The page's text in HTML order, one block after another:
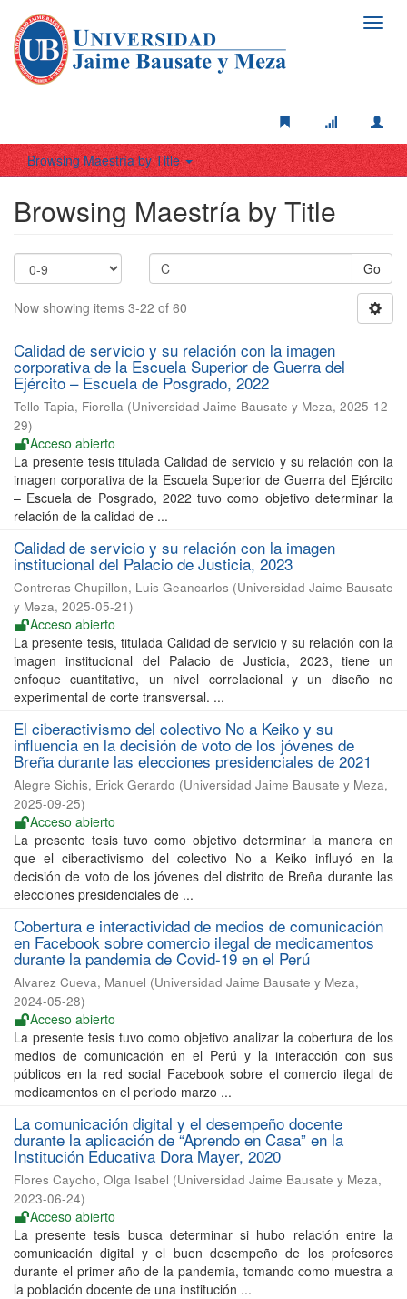
Browsing Maestría by Title
Browsing Maestría by Title
Go
Now showing items 3-22 of 60
Calidad de servicio y su relación con la imagen
corporativa de la Escuela Superior de Guerra del
Ejército – Escuela de Posgrado, 2022
Tello Tapia, Fiorella (Universidad Jaime Bausate y Meza, 2025-12-
29)
Acceso abierto
La presente tesis titulada Calidad de servicio y su relación con la
imagen corporativa de la Escuela Superior de Guerra del Ejército
– Escuela de Posgrado, 2022 tuvo como objetivo determinar la
relación de la calidad de ...
Calidad de servicio y su relación con la imagen
institucional del Palacio de Justicia, 2023
Contreras Chupillon, Luis Geancarlos (Universidad Jaime Bausate
y Meza, 2025-05-21)
Acceso abierto
La presente tesis, titulada Calidad de servicio y su relación con la
imagen institucional del Palacio de Justicia, 2023, tiene un
enfoque cuantitativo, un nivel correlacional y un diseño no
experimental de corte transversal. ...
El ciberactivismo del colectivo No a Keiko y su
influencia en la decisión de voto de los jóvenes de
Breña durante las elecciones presidenciales de 2021
Alegre Sichis, Erick Gerardo (Universidad Jaime Bausate y Meza,
2025-09-25)
Acceso abierto
La presente tesis tuvo como objetivo determinar la manera en
que el ciberactivismo del colectivo No a Keiko influyó en la
decisión de voto de los jóvenes del distrito de Breña durante las
elecciones presidenciales de ...
Cobertura e interactividad de medios de comunicación
en Facebook sobre comercio ilegal de medicamentos
durante la pandemia de Covid-19 en el Perú
Alvarez Cueva, Manuel (Universidad Jaime Bausate y Meza,
2024-05-28)
Acceso abierto
La presente tesis tuvo como objetivo analizar la cobertura de los
medios de comunicación en el Perú y la interacción con sus
públicos en la red social Facebook sobre el comercio ilegal de
medicamentos en el periodo marzo ...
La comunicación digital y el desempeño docente
durante la aplicación de “Aprendo en Casa” en la
Institución Educativa Dora Mayer, 2020
Flores Caycho, Olga Isabel (Universidad Jaime Bausate y Meza,
2023-06-24)
Acceso abierto
La presente tesis busca determinar si hubo relación entre la
comunicación digital y el buen desempeño de los profesores
durante el primer año de la pandemia, tomando como muestra a
la población docente de una institución ...